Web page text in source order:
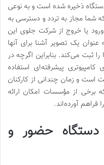
ذخیره شده است و به نوعی
مجاز به تردد و دسترسی به
یا خروج از شرکت جلوی این
یک تصویر آشنا برای آنها
ثبت می‌کند. بنابراین اگرچه در
پیشرفته‌ای استفاده
است و زمان چندانی از کارکنان
برخی از مؤسسات امکان ارائه
آورده‌اند.
دستگاه حضور و